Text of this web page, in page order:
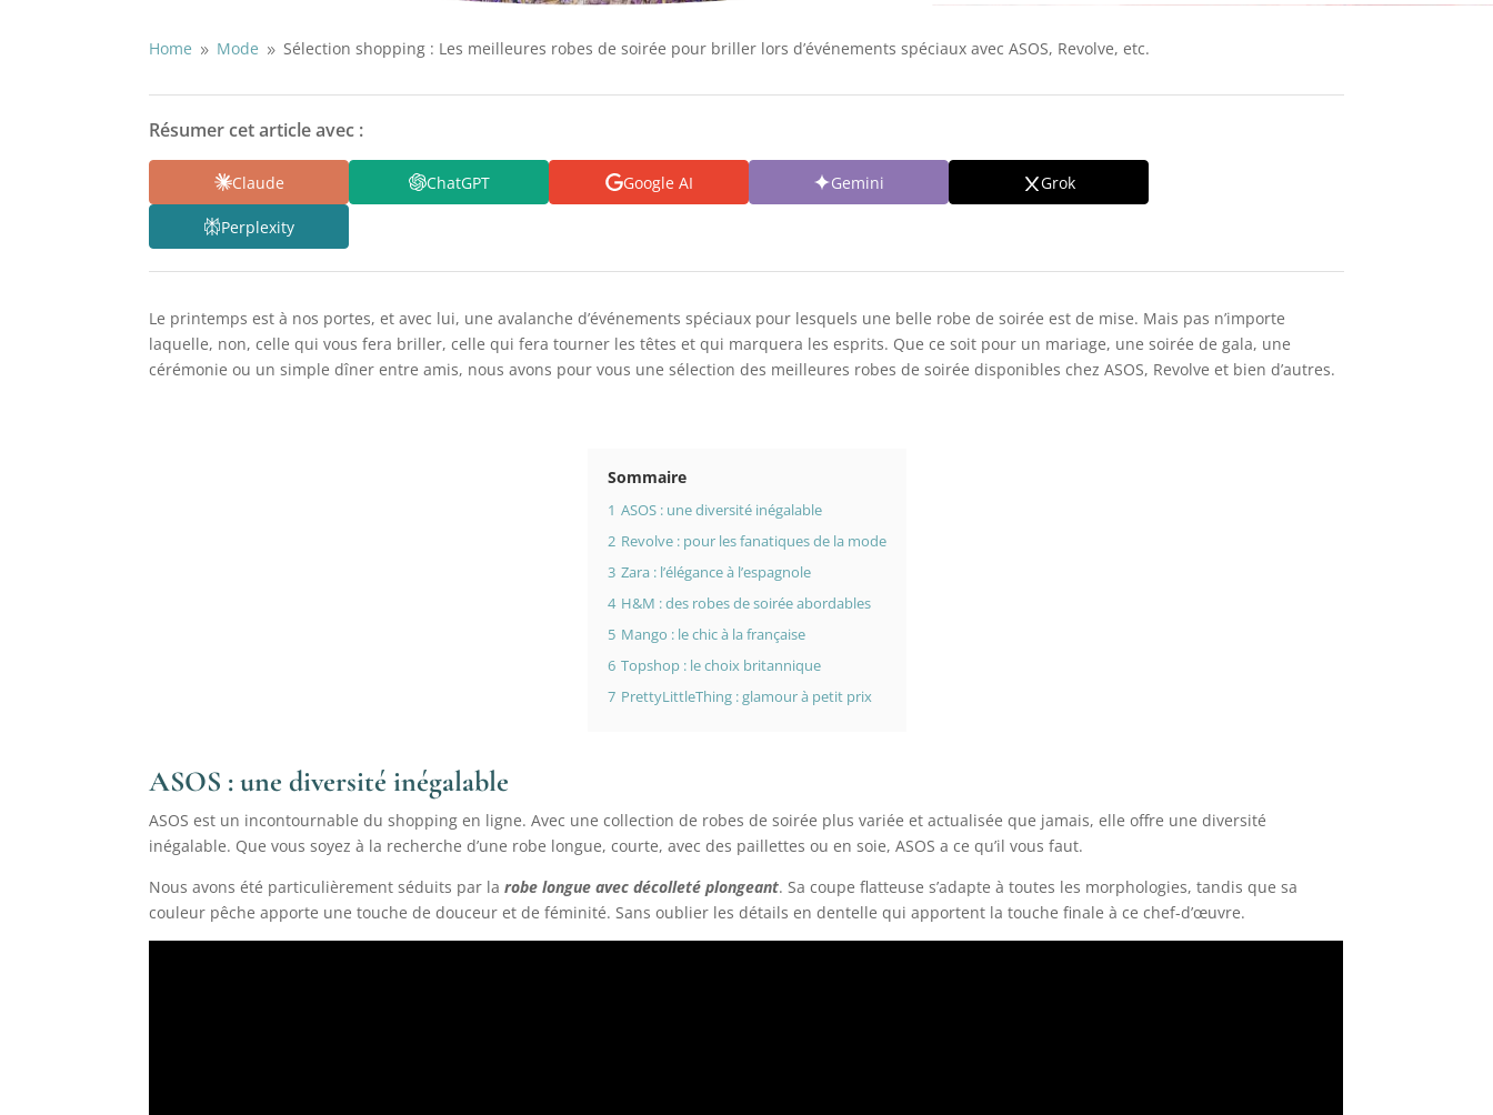
Home 9 Mode 9 Sélection shopping : Les meilleures robes de soirée pour briller lors d’événements spéciaux avec ASOS, Revolve, etc.
Résumer cet article avec :
Claude ChatGPT Google AI Gemini Grok
Perplexity
Le printemps est à nos portes, et avec lui, une avalanche d’événements spéciaux pour lesquels une belle robe de soirée est de mise. Mais pas n’importe
laquelle, non, celle qui vous fera briller, celle qui fera tourner les têtes et qui marquera les esprits. Que ce soit pour un mariage, une soirée de gala, une
cérémonie ou un simple dîner entre amis, nous avons pour vous une sélection des meilleures robes de soirée disponibles chez ASOS, Revolve et bien d’autres.
Sommaire
1 ASOS : une diversité inégalable
2 Revolve : pour les fanatiques de la mode
3 Zara : l’élégance à l’espagnole
4 H&M : des robes de soirée abordables
5 Mango : le chic à la française
6 Topshop : le choix britannique
7 PrettyLittleThing : glamour à petit prix
ASOS : une diversité inégalable
ASOS est un incontournable du shopping en ligne. Avec une collection de robes de soirée plus variée et actualisée que jamais, elle offre une diversité
inégalable. Que vous soyez à la recherche d’une robe longue, courte, avec des paillettes ou en soie, ASOS a ce qu’il vous faut.
Nous avons été particulièrement séduits par larobe longue avec décolleté plongeant. Sa coupe flatteuse s’adapte à toutes les morphologies, tandis que sa
couleur pêche apporte une touche de douceur et de féminité. Sans oublier les détails en dentelle qui apportent la touche finale à ce chef-d’œuvre.